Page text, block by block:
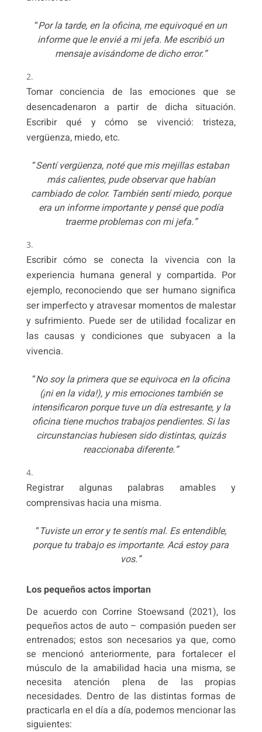
“Por la tarde, en la oficina, me equivoqué en un
informe que le envié a mi jefa. Me escribió un
mensaje avisándome de dicho error.”
Tomar conciencia de las emociones que se
desencadenaron a partir de dicha situación.
Escribir qué y cómo se vivenció: tristeza,
vergüenza, miedo, etc.
“Sentí vergüenza, noté que mis mejillas estaban
más calientes, pude observar que habían
cambiado de color. También sentí miedo, porque
era un informe importante y pensé que podía
traerme problemas con mi jefa.”
Escribir cómo se conecta la vivencia con la
experiencia humana general y compartida. Por
ejemplo, reconociendo que ser humano significa
ser imperfecto y atravesar momentos de malestar
y sufrimiento. Puede ser de utilidad focalizar en
las causas y condiciones que subyacen a la
vivencia.
“No soy la primera que se equivoca en la oficina
(¡ni en la vida!), y mis emociones también se
intensificaron porque tuve un día estresante, y la
oficina tiene muchos trabajos pendientes. Si las
circunstancias hubiesen sido distintas, quizás
reaccionaba diferente.”
Registrar algunas palabras amables y
comprensivas hacia una misma.
“Tuviste un error y te sentís mal. Es entendible,
porque tu trabajo es importante. Acá estoy para
vos.”
Los pequeños actos importan
De acuerdo con Corrine Stoewsand (2021), los
pequeños actos de auto – compasión pueden ser
entrenados; estos son necesarios ya que, como
se mencionó anteriormente, para fortalecer el
músculo de la amabilidad hacia una misma, se
necesita atención plena de las propias
necesidades. Dentro de las distintas formas de
practicarla en el día a día, podemos mencionar las
siguientes: